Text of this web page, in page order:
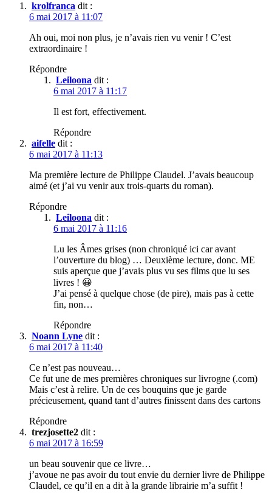
krolfranca dit :
6 mai 2017 à 11:07
Ah oui, moi non plus, je n’avais rien vu venir ! C’est
extraordinaire !
Répondre
Leiloona dit :
6 mai 2017 à 11:17
Il est fort, effectivement.
Répondre
aifelle dit :
6 mai 2017 à 11:13
Ma première lecture de Philippe Claudel. J’avais beaucoup
aimé (et j’ai vu venir aux trois-quarts du roman).
Répondre
Leiloona dit :
6 mai 2017 à 11:16
Lu les Âmes grises (non chroniqué ici car avant
l’ouverture du blog) … Deuxième lecture, donc. ME
suis aperçue que j’avais plus vu ses films que lu ses
livres ! 😀
J’ai pensé à quelque chose (de pire), mais pas à cette
fin, non…
Répondre
Noann Lyne dit :
6 mai 2017 à 11:40
Ce n’est pas nouveau…
Ce fut une de mes premières chroniques sur livrogne (.com)
Mais c’est à relire. Un de ces bouquins que je garde
précieusement, quand tant d’autres finissent dans des cartons
Répondre
trezjosette2 dit :
6 mai 2017 à 16:59
un beau souvenir que ce livre…
j’avoue ne pas avoir du tout envie du dernier livre de Philippe
Claudel, ce qu’il en a dit à la grande librairie m’a suffit !